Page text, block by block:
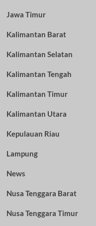
Jawa Timur
Kalimantan Barat
Kalimantan Selatan
Kalimantan Tengah
Kalimantan Timur
Kalimantan Utara
Kepulauan Riau
Lampung
News
Nusa Tenggara Barat
Nusa Tenggara Timur